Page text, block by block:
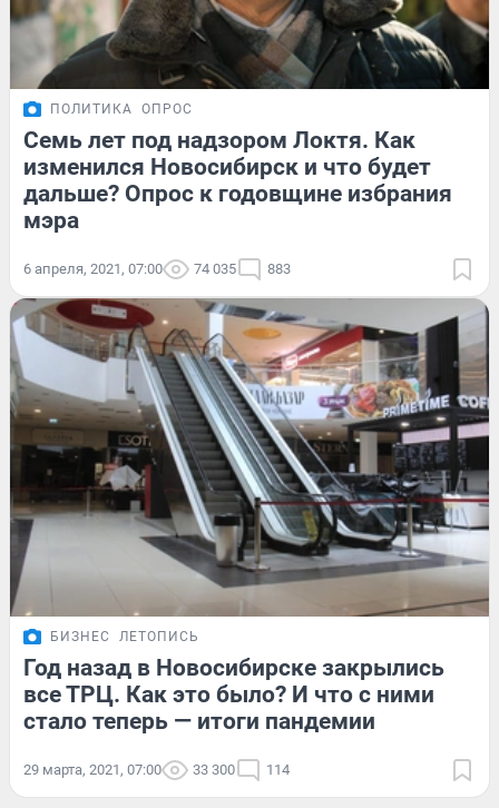
ПОЛИТИКА ОПРОС
Семь лет под надзором Локтя. Как
изменился Новосибирск и что будет
дальше? Опрос к годовщине избрания
мэра
6 апреля, 2021, 07:00 74 035 883
БИЗНЕС ЛЕТОПИСЬ
Год назад в Новосибирске закрылись
все ТРЦ. Как это было? И что с ними
стало теперь — итоги пандемии
29 марта, 2021, 07:00 33 300 114